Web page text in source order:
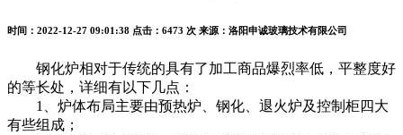
时间：2022-12-27 09:01:38 点击：6473 次 来源：洛阳申诚玻璃技术有限公司
钢化炉相对于传统的具有了加工商品爆烈率低，平整度好
的等长处，详细有以下几点：
1、炉体布局主要由预热炉、钢化、退火炉及控制柜四大
有些组成；